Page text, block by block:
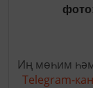
Иң мөһим
Telegram-